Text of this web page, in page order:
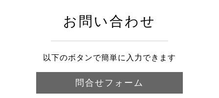
お問い合わせ
以下のボタンで簡単に入力できます
問合せフォーム